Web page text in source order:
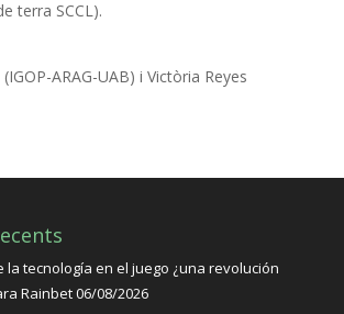
terra SCCL).
ARAG-UAB) i Victòria Reyes
la tecnología en el juego ¿una revolución
Rainbet06/08/2026